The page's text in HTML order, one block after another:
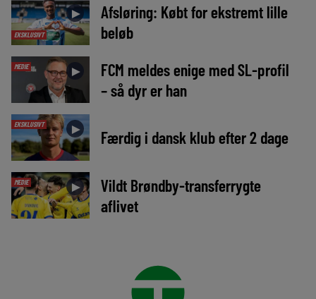
EKSKLUSIVT
►
Afsløring: Købt for ekstremt lille
beløb
MEDIE ►
FCM meldes enige med SL-profil
– så dyr er han
EKSKLUSIVT ► Færdig i dansk klub efter 2 dage
MEDIE ►
Vildt Brøndby-transferrygte
aflivet